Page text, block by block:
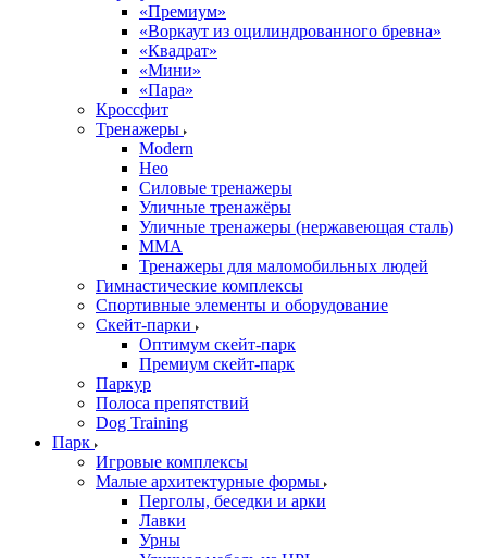
«Премиум»
«Воркаут из оцилиндрованного бревна»
«Квадрат»
«Мини»
«Пара»
Кроссфит
Тренажеры
Modern
Нео
Силовые тренажеры
Уличные тренажёры
Уличные тренажеры (нержавеющая сталь)
ММА
Тренажеры для маломобильных людей
Гимнастические комплексы
Спортивные элементы и оборудование
Скейт-парки
Оптимум скейт-парк
Премиум скейт-парк
Паркур
Полоса препятствий
Dog Training
Парк
Игровые комплексы
Малые архитектурные формы
Перголы, беседки и арки
Лавки
Урны